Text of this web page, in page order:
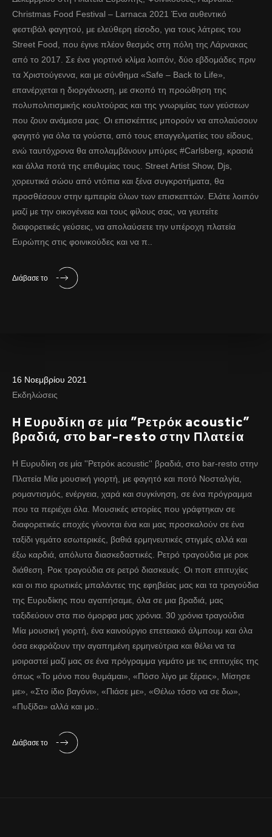
Christmas Food Festival – Larnaca 2021 Ένα αυθεντικό
φεστιβάλ φαγητού, με ελεύθερη είσοδο, για τους λάτρεις του
Street Food, που έγινε πλέον θεσμός στη πόλη της Λάρνακας
από το 2017. Σε ένα γιορτινό κλίμα λοιπόν, δύο εβδομάδες πριν
τα Χριστούγεννα, και με σύνθημα «Safe – Back to Life»,
επανέρχεται η διοργάνωση, με σκοπό τη προώθηση της
πολυπολιτισμικής κουλτούρας και της γνωριμίας των γεύσεων
που ζουν ανάμεσα μας. Οι επισκέπτες μπορούν να απολαύσουν
φαγητό για όλα τα γούστα, από τους επαγγελματίες του είδους,
ενώ ταυτόχρονα θα απολαμβάνουν μπύρες #Carlsberg, κρασιά
και άλλα ποτά της επιθυμίας τους. Street Artist Show, Djs,
χορευτικά σώου από ντόπια και ξένα συγκροτήματα, θα
προσθέσουν στην εμπειρία όλων των επισκεπτών. Ελάτε λοιπόν
μαζί με την οικογένεια και τους φίλους σας, να γευτείτε
διαφορετικές γεύσεις, να απολαύσετε την υπέροχη πλατεία
Ευρώπης στις φοινικούδες και να π..
Διάβασε το
16 Νοεμβρίου 2021
Εκδηλώσεις
Η Eυρυδίκη σε μία ”Ρετρόκ acoustic”
βραδιά, στο bar-resto στην Πλατεία
Η Eυρυδίκη σε μία ''Ρετρόκ acoustic'' βραδιά, στο bar-resto στην
Πλατεία Μία μουσική γιορτή, με φαγητό και ποτό Νοσταλγία,
ρομαντισμός, ενέργεια, χαρά και συγκίνηση, σε ένα πρόγραμμα
που τα περιέχει όλα. Μουσικές ιστορίες που γράφτηκαν σε
διαφορετικές εποχές γίνονται ένα και μας προσκαλούν σε ένα
ταξίδι γεμάτο εσωτερικές, βαθιά ερμηνευτικές στιγμές αλλά και
έξω καρδιά, απόλυτα διασκεδαστικές. Ρετρό τραγούδια με ροκ
διάθεση. Ροκ τραγούδια σε ρετρό διασκευές. Οι ποπ επιτυχίες
και οι πιο ερωτικές μπαλάντες της εφηβείας μας και τα τραγούδια
της Ευρυδίκης που αγαπήσαμε, όλα σε μια βραδιά, μας
ταξιδεύουν στα πιο όμορφα μας χρόνια. 30 χρόνια τραγούδια
Μία μουσική γιορτή, ένα καινούργιο επετειακό άλμπουμ και όλα
όσα εκφράζουν την αγαπημένη ερμηνεύτρια και θέλει να τα
μοιραστεί μαζί μας σε ένα πρόγραμμα γεμάτο με τις επιτυχίες της
όπως «Το μόνο που θυμάμαι», «Πόσο λίγο με ξέρεις», Μίσησε
με», «Στο ίδιο βαγόνι», «Πιάσε με», «Θέλω τόσο να σε δω»,
«Πυξίδα» αλλά και μο..
Διάβασε το